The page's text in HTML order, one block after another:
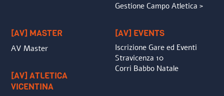
Gestione Campo Atletica >
[AV] MASTER
AV Master
[AV] ATLETICA
VICENTINA
[AV] EVENTS
Iscrizione Gare ed Eventi
Stravicenza 10
Corri Babbo Natale